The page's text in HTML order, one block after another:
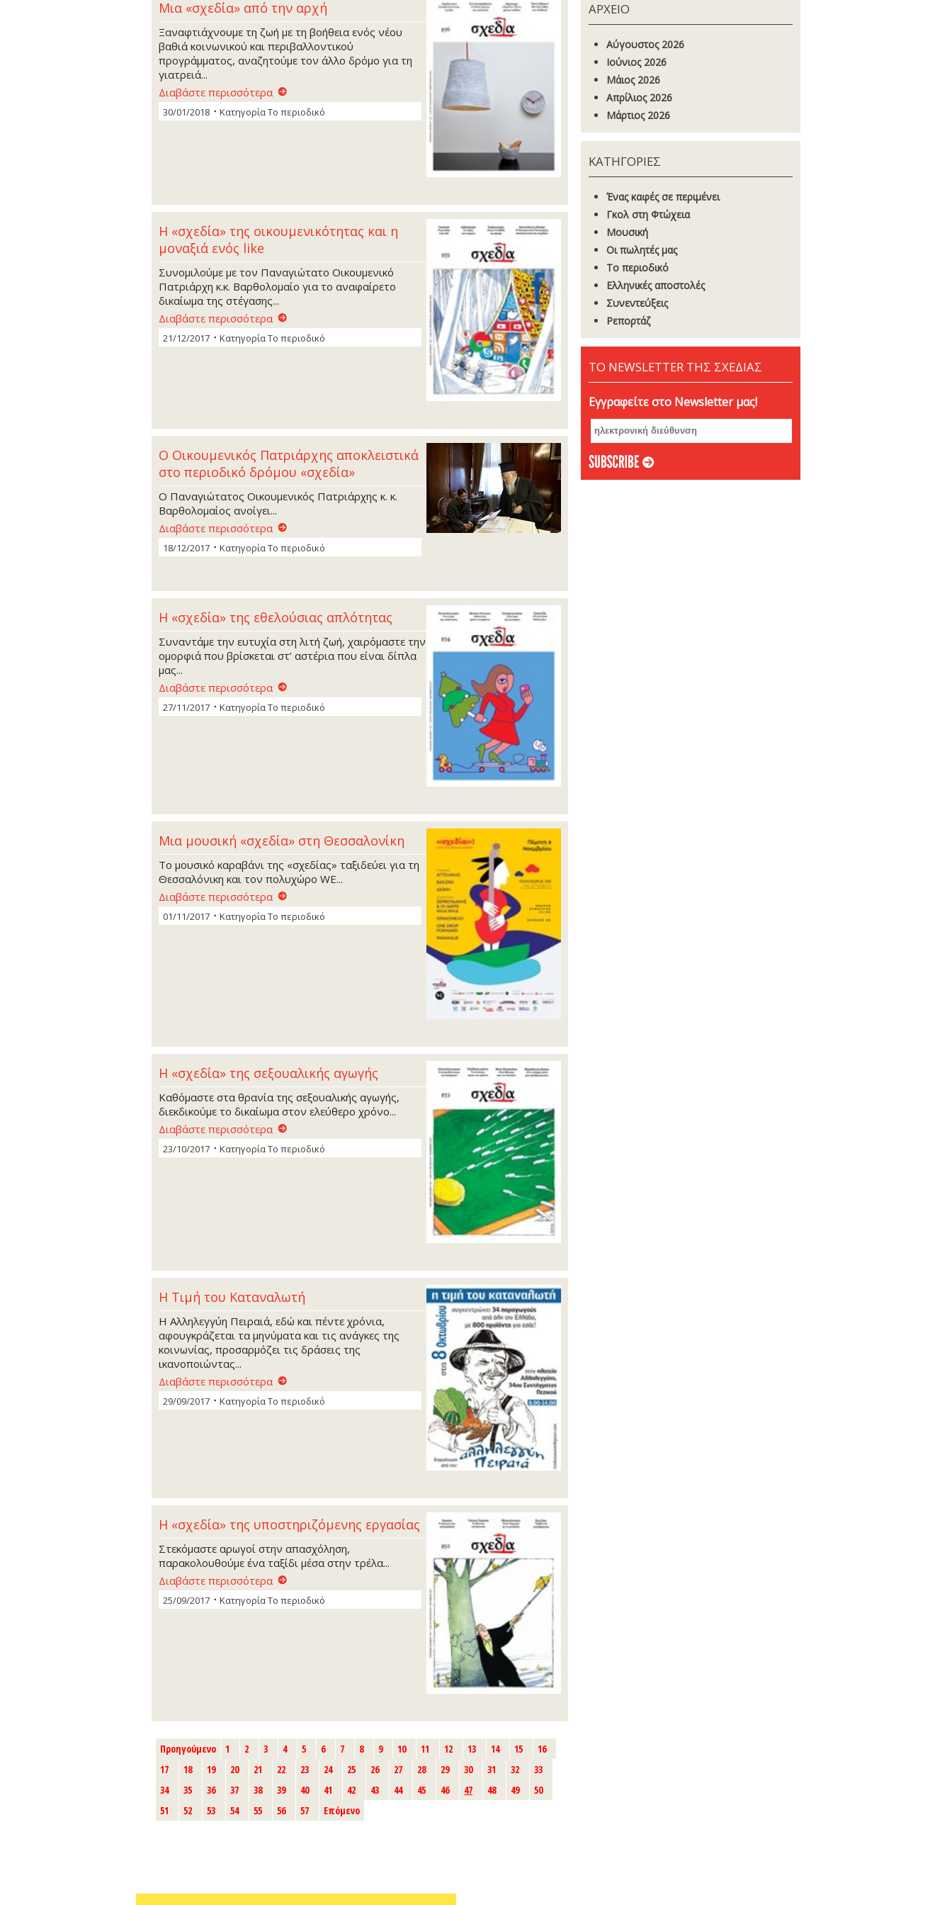
Mια «σχεδία» από την αρχή
Ξαναφτιάχνουμε τη ζωή με τη βοήθεια ενός νέου
βαθιά κοινωνικού και περιβαλλοντικού
προγράμματος, αναζητούμε τον άλλο δρόμο για τη
γιατρειά...
Διαβάστε περισσότερα
30/01/2018 ΚατηγορίαΤο περιοδικό
Η «σχεδία» της οικουμενικότητας και η
μοναξιά ενός like
Συνομιλούμε με τον Παναγιώτατο Οικουμενικό
Πατριάρχη κ.κ. Βαρθολομαίο για το αναφαίρετο
δικαίωμα της στέγασης...
Διαβάστε περισσότερα
21/12/2017 ΚατηγορίαΤο περιοδικό
Ο Οικουμενικός Πατριάρχης αποκλειστικά
στο περιοδικό δρόμου «σχεδία»
Ο Παναγιώτατος Οικουμενικός Πατριάρχης κ. κ.
Βαρθολομαίος ανοίγει...
Διαβάστε περισσότερα
18/12/2017 ΚατηγορίαΤο περιοδικό
Η «σχεδία» της εθελούσιας απλότητας
Συναντάμε την ευτυχία στη λιτή ζωή, χαιρόμαστε την
ομορφιά που βρίσκεται στ’ αστέρια που είναι δίπλα
μας...
Διαβάστε περισσότερα
27/11/2017 ΚατηγορίαΤο περιοδικό
Μια μουσική «σχεδία» στη Θεσσαλονίκη
Το μουσικό καραβάνι της «σχεδίας» ταξιδεύει για τη
Θεσσαλόνικη και τον πολυχώρο WE...
Διαβάστε περισσότερα
01/11/2017 ΚατηγορίαΤο περιοδικό
Η «σχεδία» της σεξουαλικής αγωγής
Καθόμαστε στα θρανία της σεξουαλικής αγωγής,
διεκδικούμε το δικαίωμα στον ελεύθερο χρόνο...
Διαβάστε περισσότερα
23/10/2017 ΚατηγορίαΤο περιοδικό
H Τιμή του Καταναλωτή
Η Αλληλεγγύη Πειραιά, εδώ και πέντε χρόνια,
αφουγκράζεται τα μηνύματα και τις ανάγκες της
κοινωνίας, προσαρμόζει τις δράσεις της
ικανοποιώντας...
Διαβάστε περισσότερα
29/09/2017 ΚατηγορίαΤο περιοδικό
Η «σχεδία» της υποστηριζόμενης εργασίας
Στεκόμαστε αρωγοί στην απασχόληση,
παρακολουθούμε ένα ταξίδι μέσα στην τρέλα...
Διαβάστε περισσότερα
25/09/2017 ΚατηγορίαΤο περιοδικό
Προηγούμενο 1 2 3 4 5 6 7 8 9 10 11 12 13 14 15
16
17
18 19 20 21 22 23 24 25 26 27 28 29 30 31 32
33
34
35 36 37 38 39 40 41 42 43 44 45 46 47 48 49
50
51
52 53 54 55 56 57 Επόμενο
ΑΡΧΕΙΟ
Αύγουστος 2026
Ιούνιος 2026
Μάιος 2026
Απρίλιος 2026
Μάρτιος 2026
ΚΑΤΗΓΟΡΙΕΣ
Ένας καφές σε περιμένει
Γκoλ στη Φτώχεια
Μουσική
Οι πωλητές μας
Το περιοδικό
Ελληνικές αποστολές
Συνεντεύξεις
Ρεπορτάζ
ΤΟ NEWSLETTER ΤΗΣ ΣΧΕΔΙΑΣ
Εγγραφείτε στο Newsletter μας!